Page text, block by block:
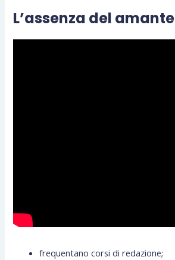
L’assenza del amante
frequentano corsi di redazione;